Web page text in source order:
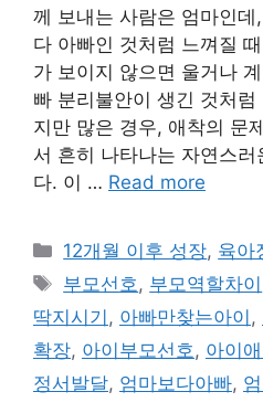
께 보내는 사람은 엄마인데
다 아빠인 것처럼 느껴질
가 보이지 않으면 울거나
빠 분리불안이 생긴 것처
지만 많은 경우, 애착의 문
서 흔히 나타나는 자연스
다. 이 … Read more
Categories
12개월 이후 성장, 육아
Tags
부모선호 , 부모역할차이
딱지시기 , 아빠만찾는아이 ,
확장, 아이부모선호 , 아이
정서발달, 엄마보다아빠,